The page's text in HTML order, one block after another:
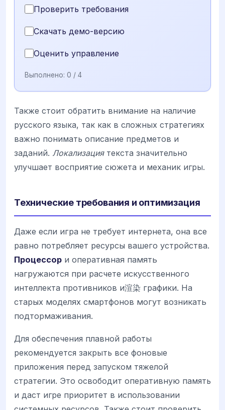
Проверить требования
Скачать демо-версию
Оценить управление
Выполнено: 0 / 4
Также стоит обратить внимание на наличие
русского языка, так как в сложных стратегиях
важно понимать описание предметов и
заданий. Локализациятекста значительно
улучшает восприятие сюжета и механик игры.
Технические требования и оптимизация
Даже если игра не требует интернета, она все
равно потребляет ресурсы вашего устройства.
Процессор и оперативная память
нагружаются при расчете искусственного
интеллекта противников и渲染 графики. На
старых моделях смартфонов могут возникать
подтормаживания.
Для обеспечения плавной работы
рекомендуется закрыть все фоновые
приложения перед запуском тяжелой
стратегии. Это освободит оперативную память
и даст игре приоритет в использовании